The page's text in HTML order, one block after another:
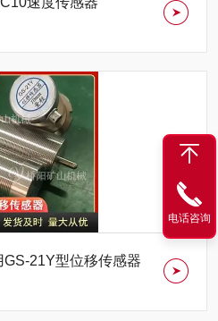
21Y型位移传感器
电话咨询